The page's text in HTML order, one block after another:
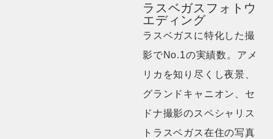
ラスベガスフォトウ
エディング
ラスベガスに特化した撮
影でNo.1の実績数。アメ
リカを知り尽くし夜景、
グランドキャニオン、セ
ドナ撮影のスペシャリス
トラスベガス在住の写真